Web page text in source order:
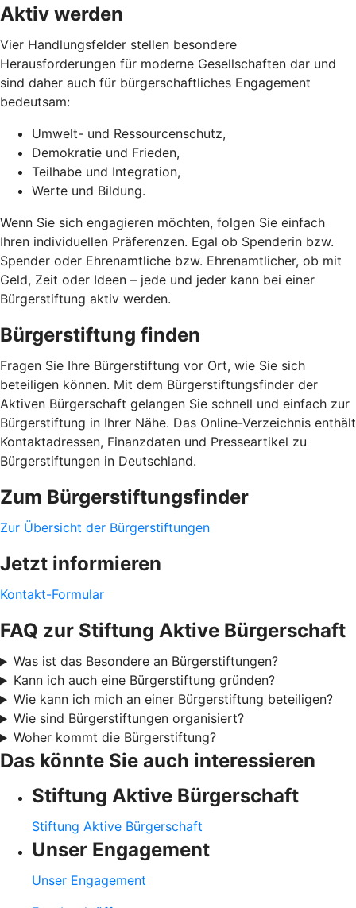
Aktiv werden
Vier Handlungsfelder stellen besondere
Herausforderungen für moderne Gesellschaften dar und
sind daher auch für bürgerschaftliches Engagement
bedeutsam:
Umwelt- und Ressourcenschutz,
Demokratie und Frieden,
Teilhabe und Integration,
Werte und Bildung.
Wenn Sie sich engagieren möchten, folgen Sie einfach
Ihren individuellen Präferenzen. Egal ob Spenderin bzw.
Spender oder Ehrenamtliche bzw. Ehrenamtlicher, ob mit
Geld, Zeit oder Ideen – jede und jeder kann bei einer
Bürgerstiftung aktiv werden.
Bürgerstiftung finden
Fragen Sie Ihre Bürgerstiftung vor Ort, wie Sie sich
beteiligen können. Mit dem Bürgerstiftungsfinder der
Aktiven Bürgerschaft gelangen Sie schnell und einfach zur
Bürgerstiftung in Ihrer Nähe. Das Online-Verzeichnis enthält
Kontaktadressen, Finanzdaten und Presseartikel zu
Bürgerstiftungen in Deutschland.
Zum Bürgerstiftungsfinder
Zur Übersicht der Bürgerstiftungen
Jetzt informieren
Kontakt-Formular
FAQ zur Stiftung Aktive Bürgerschaft
Was ist das Besondere an Bürgerstiftungen?
Kann ich auch eine Bürgerstiftung gründen?
Wie kann ich mich an einer Bürgerstiftung beteiligen?
Wie sind Bürgerstiftungen organisiert?
Woher kommt die Bürgerstiftung?
Das könnte Sie auch interessieren
Stiftung Aktive Bürgerschaft
Stiftung Aktive Bürgerschaft
Unser Engagement
Unser Engagement